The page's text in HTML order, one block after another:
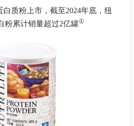
质粉上市，截至2024年底，纽
粉累计销量超过2亿罐①